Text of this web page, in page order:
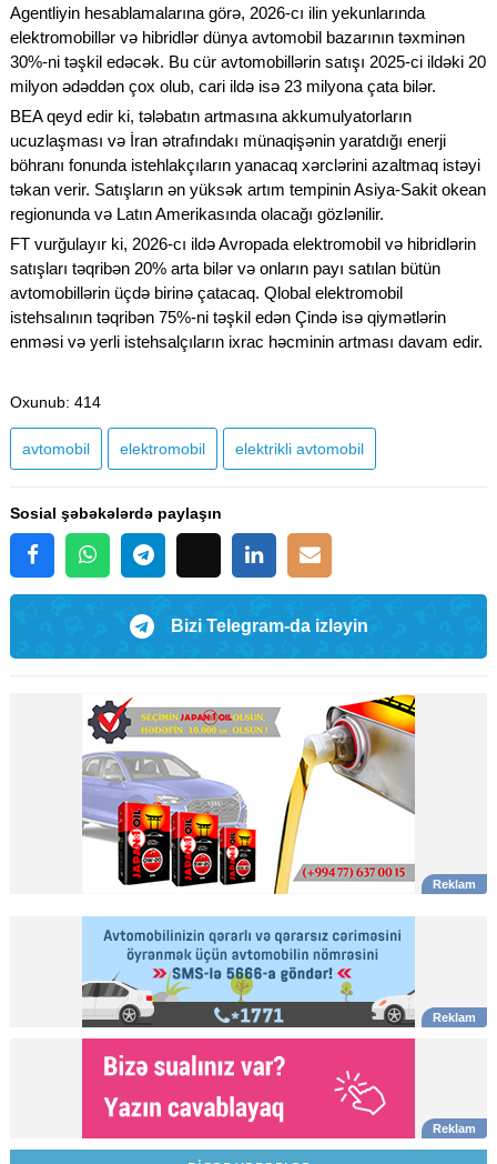
Agentliyin hesablamalarına görə, 2026-cı ilin yekunlarında
elektromobillər və hibridlər dünya avtomobil bazarının təxminən
30%-ni təşkil edəcək. Bu cür avtomobillərin satışı 2025-ci ildəki 20
milyon ədəddən çox olub, cari ildə isə 23 milyona çata bilər.
BEA qeyd edir ki, tələbatın artmasına akkumulyatorların
ucuzlaşması və İran ətrafındakı münaqişənin yaratdığı enerji
böhranı fonunda istehlakçıların yanacaq xərclərini azaltmaq istəyi
təkan verir. Satışların ən yüksək artım tempinin Asiya-Sakit okean
regionunda və Latın Amerikasında olacağı gözlənilir.
FT vurğulayır ki, 2026-cı ildə Avropada elektromobil və hibridlərin
satışları təqribən 20% arta bilər və onların payı satılan bütün
avtomobillərin üçdə birinə çatacaq. Qlobal elektromobil
istehsalının təqribən 75%-ni təşkil edən Çində isə qiymətlərin
enməsi və yerli istehsalçıların ixrac həcminin artması davam edir.
Oxunub: 414
avtomobil elektromobil elektrikli avtomobil
Sosial şəbəkələrdə paylaşın
Bizi Telegram-da izləyin